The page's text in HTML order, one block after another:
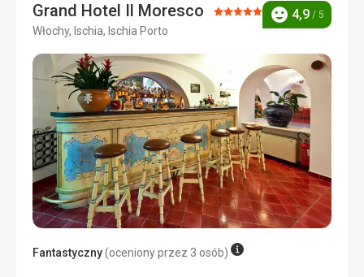
Grand Hotel Il Moresco Ocena:
Włochy, Ischia, Ischia Porto
Ocena
4,9 / 5
Fantastyczny(oceniony przez 3 osób)